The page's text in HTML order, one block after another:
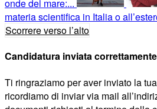
onde del mare:...
materia scientifica in Italia o
Scorrere verso l’alto
Candidatura inviata correttamente
Ti ringraziamo per aver inviato la
ricordiamo di inviar via mail